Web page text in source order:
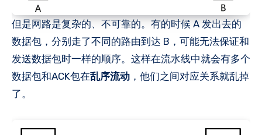
但是网路是复杂的、不可靠的。有的时候 A 发出去的
数据包，分别走了不同的路由到达 B，可能无法保证和
发送数据包时一样的顺序。这样在流水线中就会有多个
数据包和ACK包在乱序流动 ，他们之间对应关系就乱掉
了。